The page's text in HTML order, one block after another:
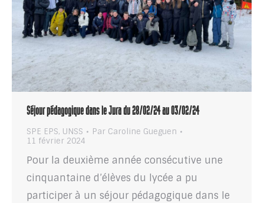
Séjour pédagogique dans le Jura du 28/02/24 au 03/02/24
SPE EPS, UNSS Par Caroline Gueguen
11 février 2024
Pour la deuxième année consécutive une
cinquantaine d’élèves du lycée a pu
participer à un séjour pédagogique dans le